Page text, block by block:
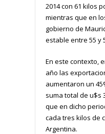
2014 con 61 kilos
mientras que en
gobierno de
estable entre 55 y
En este contexto,
año las
aumentaron un
suma total de u$s
que en dicho
cada tres kilos de
Argentina.